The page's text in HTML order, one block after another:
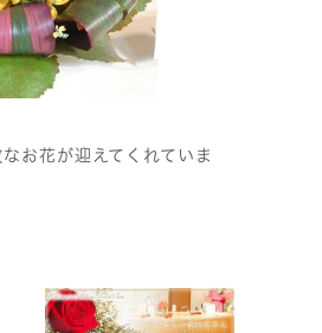
花が迎えてくれていま